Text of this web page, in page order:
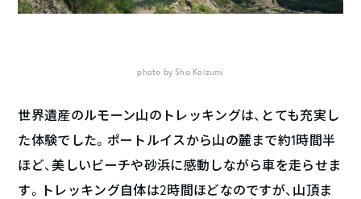
photo by Sho Koizumi
世界遺産のルモーン山のトレッキングは、とても充実し
た体験でした。ポートルイスから山の麓まで約1時間半
ほど、美しいビーチや砂浜に感動しながら車を走らせま
す。トレッキング自体は2時間ほどなのですが、山頂ま